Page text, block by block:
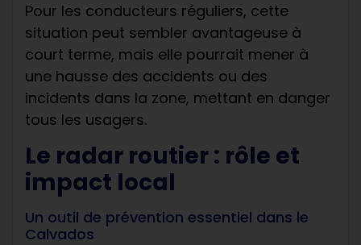
Pour les conducteurs réguliers, cette
situation peut sembler avantageuse à
court terme, mais elle pourrait mener à
une hausse des accidents ou des
incidents dans la zone, mettant en danger
tous les usagers.
Le radar routier : rôle et
impact local
Un outil de prévention essentiel dans le
Calvados